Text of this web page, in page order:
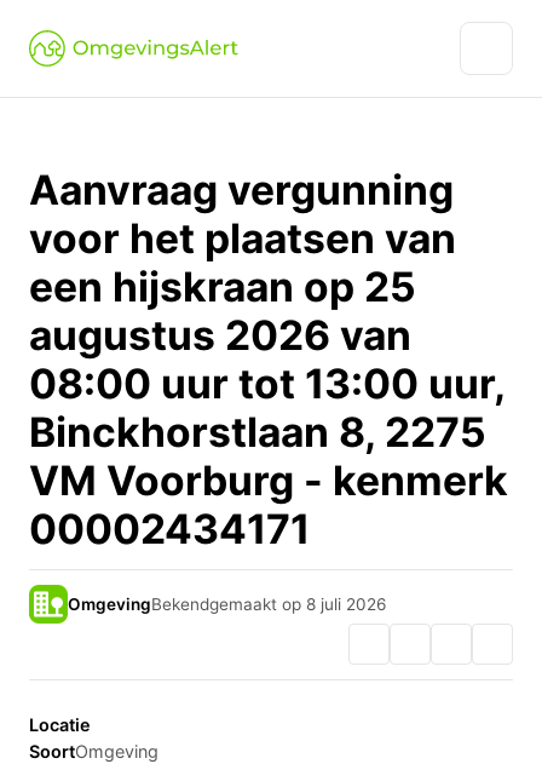
Aanvraag vergunning
voor het plaatsen van
een hijskraan op 25
augustus 2026 van
08:00 uur tot 13:00 uur,
Binckhorstlaan 8, 2275
VM Voorburg - kenmerk
00002434171
OmgevingBekendgemaakt op 8 juli 2026
Locatie
SoortOmgeving